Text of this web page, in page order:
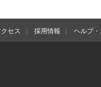
セス 採用情報 ヘルプ